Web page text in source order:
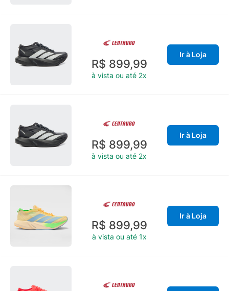
R$ 899,99
à vista ou até 2x
Ir à Loja
R$ 899,99
à vista ou até 2x
Ir à Loja
R$ 899,99
à vista ou até 1x
Ir à Loja